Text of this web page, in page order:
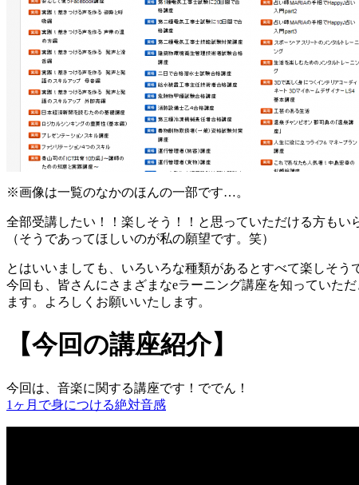
※画像は一覧のなかのほんの一部です…。
全部受講したい！！楽しそう！！と思っていただける方もい
（そうであってほしいのが私の願望です。笑）
とはいいましても、いろいろな種類があるとすべて楽しそ
今回も、皆さんにさまざまなeラーニング講座を知っていた
ます。よろしくお願いいたします。
【今回の講座紹介】
今回は、音楽に関する講座です！ででん！
1ヶ月で身につける絶対音感